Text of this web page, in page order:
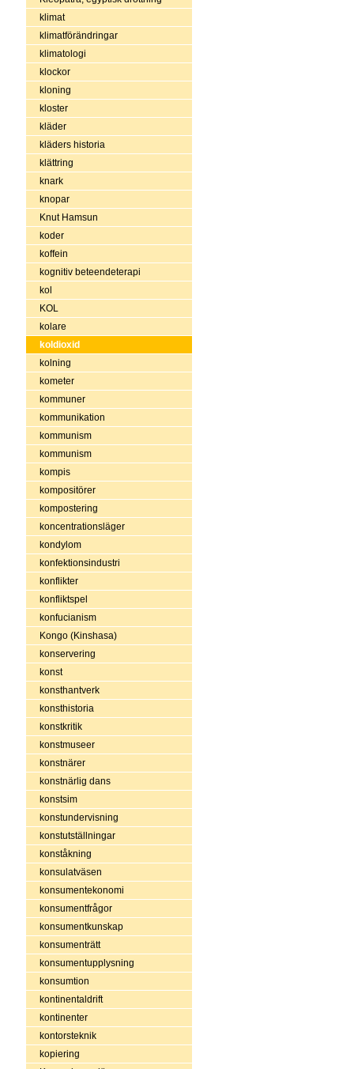
klimat
klimatförändringar
klimatologi
klockor
kloning
kloster
kläder
kläders historia
klättring
knark
knopar
Knut Hamsun
koder
koffein
kognitiv beteendeterapi
kol
KOL
kolare
koldioxid
kolning
kometer
kommuner
kommunikation
kommunism
kommunism
kompis
kompositörer
kompostering
koncentrationsläger
kondylom
konfektionsindustri
konflikter
konfliktspel
konfucianism
Kongo (Kinshasa)
konservering
konst
konsthantverk
konsthistoria
konstkritik
konstmuseer
konstnärer
konstnärlig dans
konstsim
konstundervisning
konstutställningar
konståkning
konsulatväsen
konsumentekonomi
konsumentfrågor
konsumentkunskap
konsumenträtt
konsumentupplysning
konsumtion
kontinentaldrift
kontinenter
kontorsteknik
kopiering